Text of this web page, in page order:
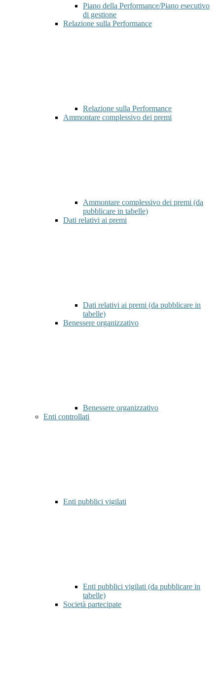
Piano della Performance/Piano esecutivo
di gestione
Relazione sulla Performance
Relazione sulla Performance
Ammontare complessivo dei premi
Ammontare complessivo dei premi (da
pubblicare in tabelle)
Dati relativi ai premi
Dati relativi ai premi (da pubblicare in
tabelle)
Benessere organizzativo
Benessere organizzativo
Enti controllati
Enti pubblici vigilati
Enti pubblici vigilati (da pubblicare in
tabelle)
Società partecipate